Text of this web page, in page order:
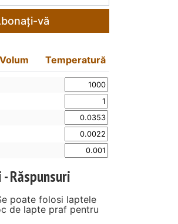
vă
Volum Temperatură
Răspunsuri
poate folosi laptele
de lapte praf pentru